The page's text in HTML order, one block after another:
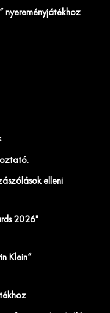
nyereményjátékhoz
elleni
2026"
Klein”